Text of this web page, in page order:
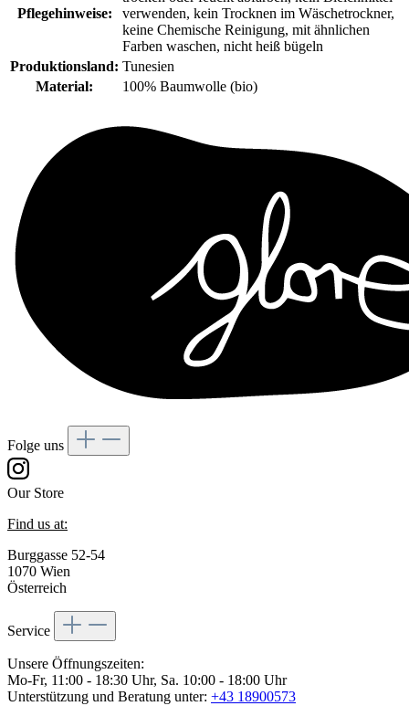
Pflegehinweise:
verwenden, kein Trocknen im Wäschetrockner,
keine Chemische Reinigung, mit ähnlichen
Farben waschen, nicht heiß bügeln
Produktionsland: Tunesien
Material:
100% Baumwolle (bio)
Folge uns
Our Store
Find us at:
Burggasse 52-54
1070 Wien
Österreich
Service
Unsere Öffnungszeiten:
Mo-Fr, 11:00 - 18:30 Uhr, Sa. 10:00 - 18:00 Uhr
Unterstützung und Beratung unter: +43 18900573